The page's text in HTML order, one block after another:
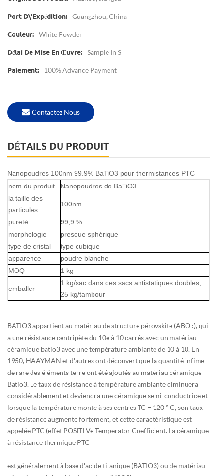
Port D\'expédition: Guangzhou, China
Couleur: White Powder
Délai De Mise En Œuvre: Sample In S
Paiement: 100% Advance Payment
Contactez Nous
DÉTAILS DU PRODUIT
Nanopoudres 100nm 99.9% BaTiO3 pour thermistances PTC
nom du produit
Nanopoudres de BaTiO3
la taille des
particules
100nm
pureté
99,9 %
morphologie
presque sphérique
type de cristal
type cubique
apparence
poudre blanche
MOQ
1 kg
emballer
1 kg/sac dans des sacs antistatiques doubles,
25 kg/tambour
BATIO3 appartient au matériau de structure pérovskite (ABO :), qui
a une résistance centripète du 10e à 10 carrés avec un matériau
céramique batio3 avec une température ambiante de 10 à 10. En
1950, HAAYMAN et d'autres ont découvert que la quantité infime
de rare des éléments terre ont été ajoutés au matériau céramique
Batio3. Le taux de résistance à température ambiante diminuera
considérablement et deviendra une céramique semi-conductrice et
lorsque la température monte à ses centres TC = 120 ° C, son taux
de résistance augmente fortement, et cette caractéristique est
appelée PTC (effet POSITI Ve Temperator Coefficient. La céramique
à résistance thermique PTC
est généralement à base d'acide titanique (BATIO3) ou de matériau